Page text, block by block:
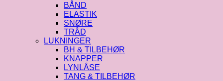
BÅND
ELASTIK
SNØRE
TRÅD
LUKNINGER
BH & TILBEHØR
KNAPPER
LYNLÅSE
TANG & TILBEHØR